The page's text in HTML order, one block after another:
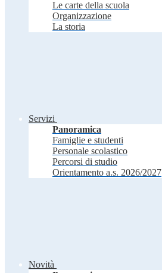
Le carte della scuola
Organizzazione
La storia
Servizi
Panoramica
Famiglie e studenti
Personale scolastico
Percorsi di studio
Orientamento a.s. 2026/2027
Novità